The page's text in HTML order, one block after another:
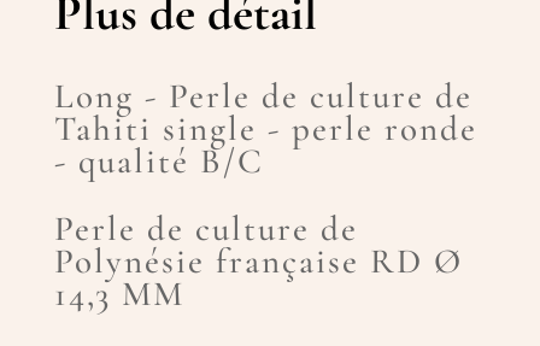
Plus de détail
Long - Perle de culture de
Tahiti single - perle ronde
- qualité B/C
Perle de culture de
Polynésie française RD Ø
14,3 MM